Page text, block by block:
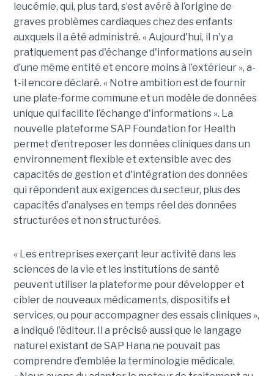
leucémie, qui, plus tard, s’est avéré à l’origine de
graves problèmes cardiaques chez des enfants
auxquels il a été administré. « Aujourd'hui, il n'y a
pratiquement pas d'échange d'informations au sein
d’une même entité et encore moins à l’extérieur », a-
t-il encore déclaré. « Notre ambition est de fournir
une plate-forme commune et un modèle de données
unique qui facilite l’échange d'informations ». La
nouvelle plateforme SAP Foundation for Health
permet d’entreposer les données cliniques dans un
environnement flexible et extensible avec des
capacités de gestion et d'intégration des données
qui répondent aux exigences du secteur, plus des
capacités d’analyses en temps réel des données
structurées et non structurées.
« Les entreprises exerçant leur activité dans les
sciences de la vie et les institutions de santé
peuvent utiliser la plateforme pour développer et
cibler de nouveaux médicaments, dispositifs et
services, ou pour accompagner des essais cliniques »,
a indiqué l’éditeur. Il a précisé aussi que le langage
naturel existant de SAP Hana ne pouvait pas
comprendre d’emblée la terminologie médicale.